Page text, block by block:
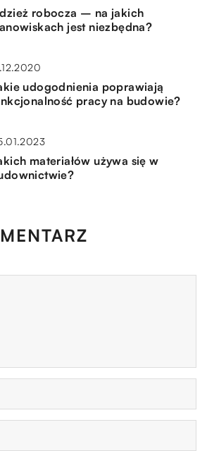
robocza – na jakich
jest niezbędna?
udogodnienia poprawiają
pracy na budowie?
materiałów używa się w